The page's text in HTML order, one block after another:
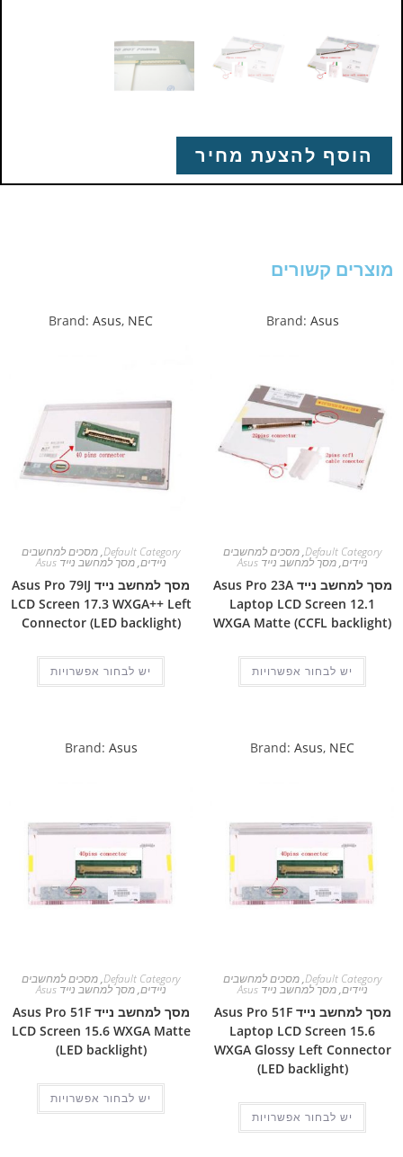
הוסף להצעת מחיר
מוצרים קשורים
Brand: Asus
Default Category
,מסכים למחשבים
ניידים,מסך למחשב נייד Asus
מסך למחשב נייד Asus Pro 23A
Laptop LCD Screen 12.1
WXGA Matte (CCFL backlight)
יש לבחור אפשרויות
Brand: Asus, NEC
Default Category
,מסכים למחשבים
ניידים,מסך למחשב נייד Asus
מסך למחשב נייד Asus Pro 79IJ
LCD Screen 17.3 WXGA++ Left
Connector (LED backlight)
יש לבחור אפשרויות
Brand: Asus, NEC
Default Category
,מסכים למחשבים
ניידים,מסך למחשב נייד Asus
מסך למחשב נייד Asus Pro 51F
Laptop LCD Screen 15.6
WXGA Glossy Left Connector
(LED backlight)
יש לבחור אפשרויות
Brand: Asus
Default Category
,מסכים למחשבים
ניידים,מסך למחשב נייד Asus
מסך למחשב נייד Asus Pro 51F
LCD Screen 15.6 WXGA Matte
(LED backlight)
יש לבחור אפשרויות